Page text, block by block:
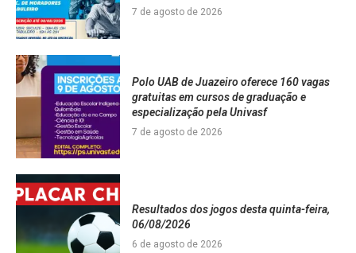
7 de agosto de 2026
Polo UAB de Juazeiro oferece 160 vagas
gratuitas em cursos de graduação e
especialização pela Univasf
7 de agosto de 2026
Resultados dos jogos desta quinta-feira,
06/08/2026
6 de agosto de 2026